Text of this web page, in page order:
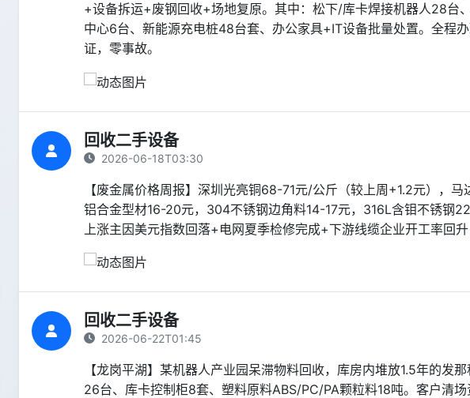
+设备拆运+废钢回收+场地复原。其中：松下/库卡焊接机器人28台
中心6台、新能源充电桩48台套、办公家具+IT设备批量处置。全程
证，零事故。
回收二手设备
2026-06-18T03:30
【废金属价格周报】深圳光亮铜68-71元/公斤（较上周+1.2元），
铝合金型材16-20元，304不锈钢边角料14-17元，316L含钼不锈钢
上涨主因美元指数回落+电网夏季检修完成+下游线缆企业开工率回升
回收二手设备
2026-06-22T01:45
【龙岗平湖】某机器人产业园呆滞物料回收，库房内堆放1.5年的发
26台、库卡控制柜8套、塑料原料ABS/PC/PA颗粒料18吨。客户清